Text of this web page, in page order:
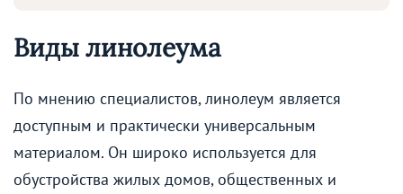
Виды линолеума
По мнению специалистов, линолеум является
доступным и практически универсальным
материалом. Он широко используется для
обустройства жилых домов, общественных и